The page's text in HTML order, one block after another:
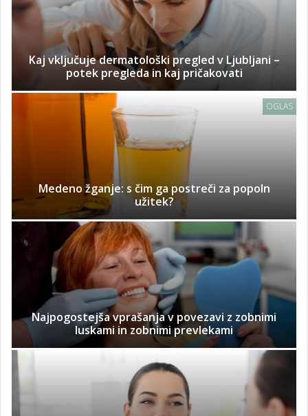
Kaj vključuje dermatološki pregled v Ljubljani –
potek pregleda in kaj pričakovati
OGLAS
Medeno žganje: s čim ga postreči za popoln
užitek?
Najpogostejša vprašanja v povezavi z zobnimi
luskami in zobnimi prevlekami